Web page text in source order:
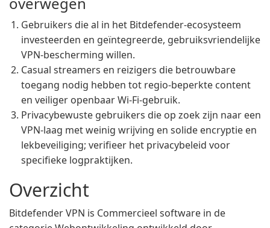
Gebruikers die al in het Bitdefender-ecosysteem
investeerden en geïntegreerde, gebruiksvriendelijke
VPN-bescherming willen.
Casual streamers en reizigers die betrouwbare
toegang nodig hebben tot regio-beperkte content
en veiliger openbaar Wi-Fi-gebruik.
Privacybewuste gebruikers die op zoek zijn naar een
VPN-laag met weinig wrijving en solide encryptie en
lekbeveiliging; verifieer het privacybeleid voor
specifieke logpraktijken.
Overzicht
Bitdefender VPN is Commercieel software in de